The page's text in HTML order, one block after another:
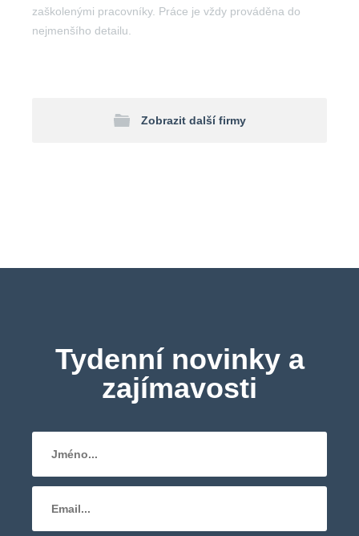
zaškolenými pracovníky. Práce je vždy prováděna do
nejmenšího detailu.
Zobrazit další firmy
Tydenní novinky a
zajímavosti